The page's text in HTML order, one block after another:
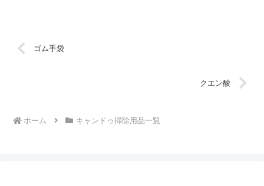
ゴム手袋
クエン酸
ホーム キャンドゥ掃除用品一覧